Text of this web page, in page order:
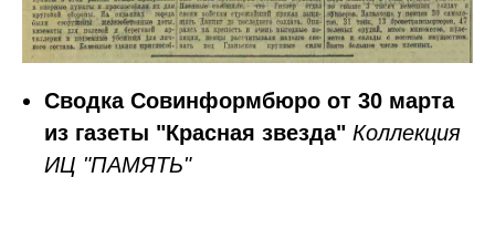
Сводка Совинформбюро от 30 марта
из газеты "Красная звезда" Коллекция
ИЦ "ПАМЯТЬ"